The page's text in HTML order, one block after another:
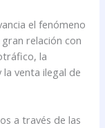
el fenómeno
relación con
la
venta ilegal de
a través de las